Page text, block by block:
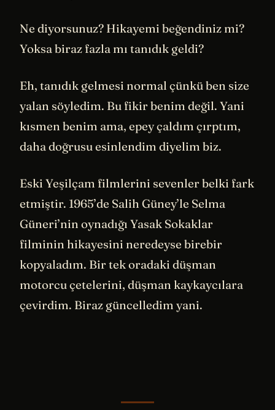
Ne diyorsunuz? Hikayemi beğendiniz mi?
Yoksa biraz fazla mı tanıdık geldi?
Eh, tanıdık gelmesi normal çünkü ben size
yalan söyledim. Bu fikir benim değil. Yani
kısmen benim ama, epey çaldım çırptım,
daha doğrusu esinlendim diyelim biz.
Eski Yeşilçam filmlerini sevenler belki fark
etmiştir. 1965’de Salih Güney’le Selma
Güneri’nin oynadığı Yasak Sokaklar
filminin hikayesini neredeyse birebir
kopyaladım. Bir tek oradaki düşman
motorcu çetelerini, düşman kaykaycılara
çevirdim. Biraz güncelledim yani.